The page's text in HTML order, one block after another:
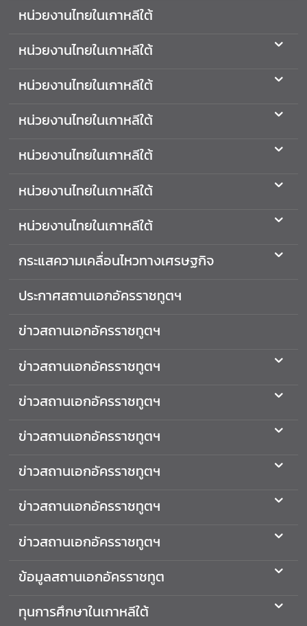
ร
ต่
า
ง
ร
เ
ศ
ค
ว
า
ม
ม
น
ไ
ย
ส
ธ
ร
ณ
ฐ
ก
ห
หน่วยงานไทยในเกาหลีใต้
หน่วยงานไทยในเกาหลีใต้
หน่วยงานไทยในเกาหลีใต้
หน่วยงานไทยในเกาหลีใต้
หน่วยงานไทยในเกาหลีใต้
หน่วยงานไทยในเกาหลีใต้
หน่วยงานไทยในเกาหลีใต้
กระแสความเคลื่อนไหวทางเศรษฐกิจ
ประกาศสถานเอกอัครราชทูตฯ
ข่าวสถานเอกอัครราชทูตฯ
ข่าวสถานเอกอัครราชทูตฯ
ข่าวสถานเอกอัครราชทูตฯ
ข่าวสถานเอกอัครราชทูตฯ
ข่าวสถานเอกอัครราชทูตฯ
ข่าวสถานเอกอัครราชทูตฯ
ข่าวสถานเอกอัครราชทูตฯ
ข้อมูลสถานเอกอัครราชทูต
ทุนการศึกษาในเกาหลีใต้